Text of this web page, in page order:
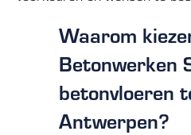
Waarom
Betonwerken
betonvloeren
Antwerpen?